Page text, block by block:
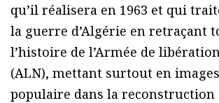
qu’il réalisera en 1963 et qui
la guerre d’Algérie en retraçant
l’histoire de l’Armée de
(ALN), mettant surtout en
populaire dans la reconstruction